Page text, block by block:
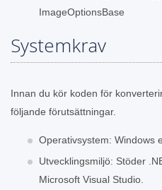
ImageOptionsBase
Systemkrav
Innan du kör koden för
följande förutsättningar.
Operativsystem: Windows
Utvecklingsmiljö: Stöder
Microsoft Visual Studio.